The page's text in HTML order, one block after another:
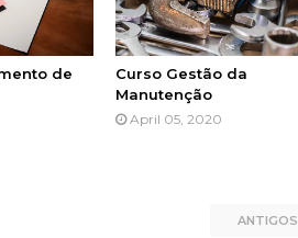
de
Curso Gestão da
Manutenção
April 05, 2020
ANTIGOS